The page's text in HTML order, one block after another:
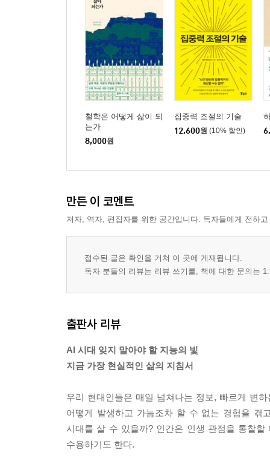
73슬쩍 벗어나는 기술을 써라 94p
74비사교적으로 굴지 말라 95p
75영웅적인 인물을 이상형으로 선택하라 96p
76항상 농담만 하지 말라97p
77상대에 따라 자신을 변화시켜라 98p
78일을 시작하는 기술 99p
80정보를 얻는 데 신중하라101p
81당신의 탁월함을 갱신하라 102p
85당신의 뛰어남을 함부로 쓰지 마라 105p
86추문을 예방하라106p
89자신을 알라 109p
90장수의 비결 110p
91신중하게 판단하기 어려운 일은 절대 시작하지
93다재다능함 113p
95기대를 남겨 두어라 114p
96최고의 신중함 115p
98의도를 감춰라 117p
99실재와 겉모습 118p
100착각에 속지 않는 사람, 현명한 종교인, 현실감
101세상의 절반은 나머지 절반을 비웃는다 120p
철학은 어떻게 삶이 되
는가
8,000원
집중력 조절의 기술
12,600원 (10% 할인)
만든 이 코멘트
저자, 역자, 편집자를 위한 공간입니다. 독자들에게 전하
접수된 글은 확인을 거쳐 이 곳에 게재됩니다.
독자 분들의 리뷰는 리뷰 쓰기를, 책에 대한 문의는
출판사 리뷰
AI 시대 잊지 말아야 할 지능의 빛
지금 가장 현실적인 삶의 지침서
우리 현대인들은 매일 넘쳐나는 정보, 빠르게 변
어떻게 발생하고 가늠조차 할 수 없는 경험을 겪
시대를 살 수 있을까? 인간은 인생 관점을 통찰
수용하기도 한다.